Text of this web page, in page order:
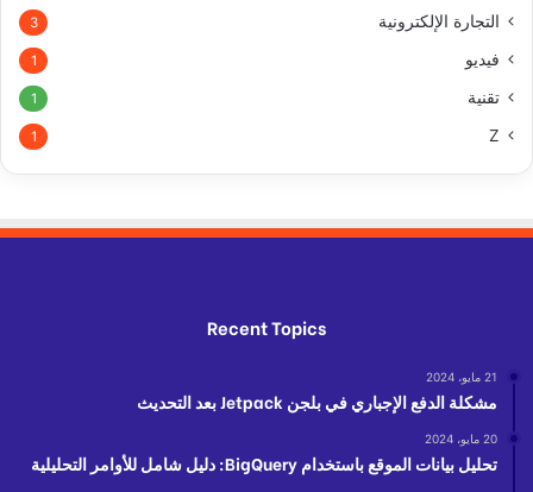
التجارة الإلكترونية 3
فيديو 1
تقنية 1
Z
1
Recent Topics
21 مايو، 2024
مشكلة الدفع الإجباري في بلجن Jetpack بعد التحديث
20 مايو، 2024
تحليل بيانات الموقع باستخدام BigQuery: دليل شامل للأوامر التحليلية